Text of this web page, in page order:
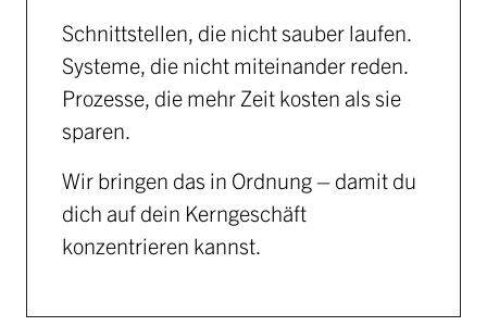
Schnittstellen, die nicht sauber laufen.
Systeme, die nicht miteinander reden.
Prozesse, die mehr Zeit kosten als sie
sparen.
Wir bringen das in Ordnung – damit du
dich auf dein Kerngeschäft
konzentrieren kannst.